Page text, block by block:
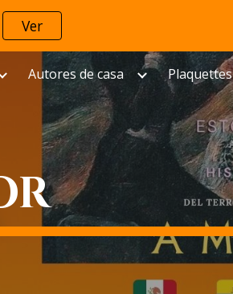
Ver
Autores de casa Plaquettes